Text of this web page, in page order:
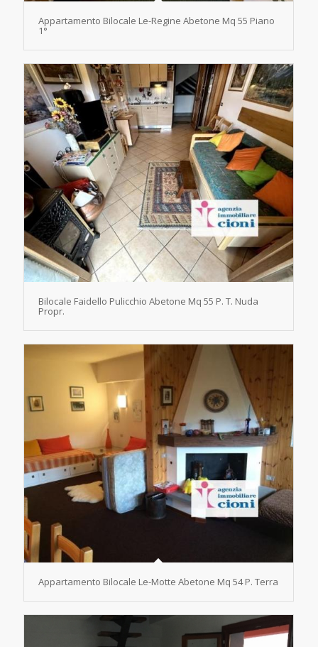
Appartamento Bilocale Le-Regine Abetone Mq 55 Piano
1°
Bilocale Faidello Pulicchio Abetone Mq 55 P. T. Nuda
Propr.
Appartamento Bilocale Le-Motte Abetone Mq 54 P. Terra